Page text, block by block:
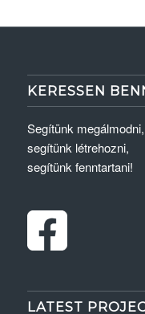
KERESSEN
Segítünk megálmodni,
segítünk létrehozni,
segítünk fenntartani!
LATEST